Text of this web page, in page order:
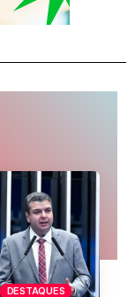
DESTAQUES